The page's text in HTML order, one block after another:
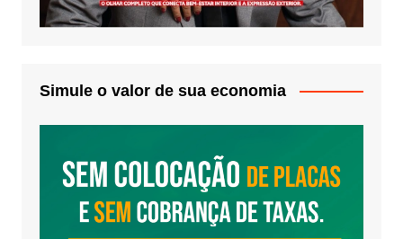
Simule o valor de sua economia